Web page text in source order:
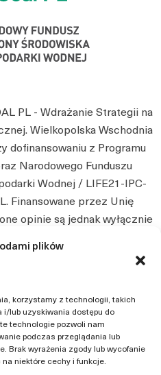
plików
korzystamy z technologii, takich
i/lub uzyskiwania dostępu do
technologie pozwoli nam
podczas przeglądania lub
Brak wyrażenia zgody lub wycofanie
na niektóre cechy i funkcje.
PL - Wdrażanie Strategii na
Wielkopolska Wschodnia
dofinansowaniu z Programu
Narodowego Funduszu
Wodnej / LIFE21-IPC-
Finansowane przez Unię
opinie są jednak wyłącznie
Europejska, ani instytucja
ponosić jakiejkolwiek